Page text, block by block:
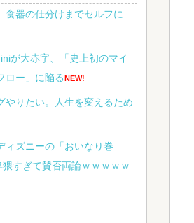
食器の仕分けまでセルフに
が大赤字、「史上初のマイ
ロー」に陥るNEW!
やりたい。人生を変えるため
ィズニーの「おいなり巻
猥すぎて賛否両論ｗｗｗｗｗ